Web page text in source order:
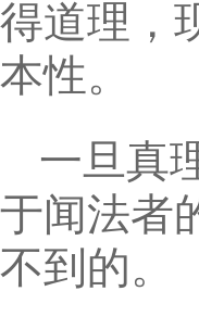
得道理，
本性。
一旦真
于闻法者
不到的。